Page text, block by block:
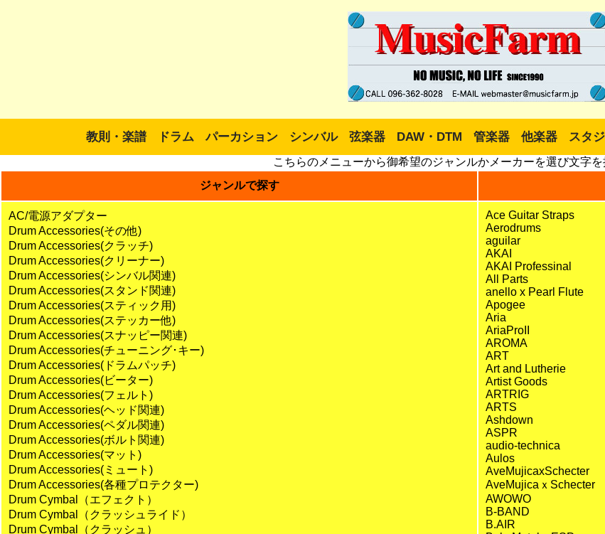
教則・楽譜 ドラム パーカション シンバル 弦楽器 DAW・DTM 管楽器 他楽器 スタ
こちらのメニューから御希望のジャンルかメーカーを選び文字を
ジャンルで探す
AC/電源アダプター
Drum Accessories(その他)
Drum Accessories(クラッチ)
Drum Accessories(クリーナー)
Drum Accessories(シンバル関連)
Drum Accessories(スタンド関連)
Drum Accessories(スティック用)
Drum Accessories(ステッカー他)
Drum Accessories(スナッピー関連)
Drum Accessories(チューニング･キー)
Drum Accessories(ドラムパッチ)
Drum Accessories(ビーター)
Drum Accessories(フェルト)
Drum Accessories(ヘッド関連)
Drum Accessories(ペダル関連)
Drum Accessories(ボルト関連)
Drum Accessories(マット)
Drum Accessories(ミュート)
Drum Accessories(各種プロテクター)
Drum Cymbal（エフェクト）
Drum Cymbal（クラッシュライド）
Drum Cymbal（クラッシュ）
Ace Guitar Straps
Aerodrums
aguilar
AKAI
AKAI Professinal
All Parts
anello x Pearl Flute
Apogee
Aria
AriaProII
AROMA
ART
Art and Lutherie
Artist Goods
ARTRIG
ARTS
Ashdown
ASPR
audio-technica
Aulos
AveMujicaxSchecter
AveMujicaｘSchecter
AWOWO
B-BAND
B.AIR